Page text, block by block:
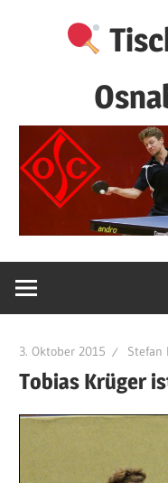
3. Oktober 2015 Stefan
Tobias Krüger